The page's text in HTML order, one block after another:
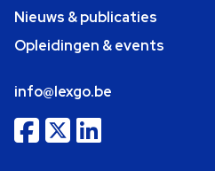
Nieuws & publicaties
Opleidingen & events
info@lexgo.be